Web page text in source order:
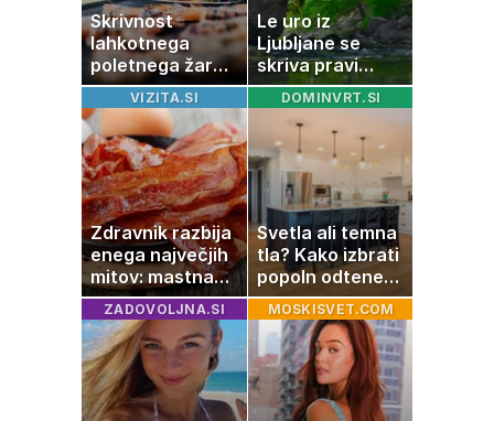
Skrivnost
lahkotnega
poletnega žara,
po katerem ne
boste
potrebovali
popoldanskega
spanca
Le uro iz
Ljubljane se
skriva pravi
naravni čudež:
izlet, ki bo
navdušil otroke
VIZITA.SI
Zdravnik razbija
enega največjih
mitov: mastna
jetra ne
nastanejo zaradi
slanine, temveč
zaradi živila, ki
ga imamo vsi
radi
DOMINVRT.SI
Svetla ali temna
tla? Kako izbrati
popoln odtenek
za vaš dom
ZADOVOLJNA.SI MOSKISVET.COM